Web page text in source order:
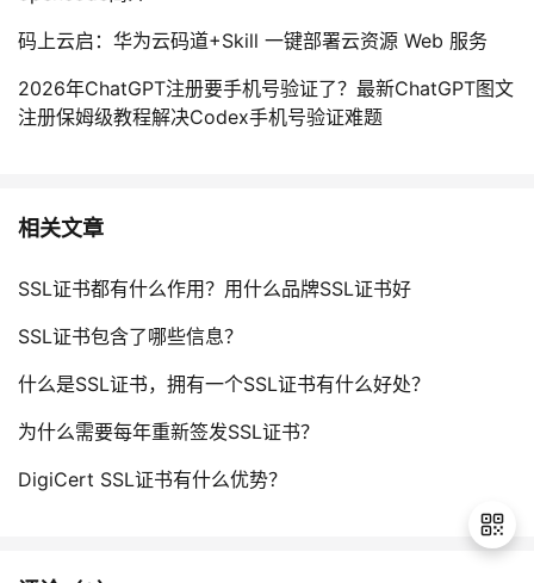
码上云启：华为云码道+Skill 一键部署云资源 Web 服务
2026年ChatGPT注册要手机号验证了？最新ChatGPT图文
注册保姆级教程解决Codex手机号验证难题
相关文章
SSL证书都有什么作用？用什么品牌SSL证书好
SSL证书包含了哪些信息？
什么是SSL证书，拥有一个SSL证书有什么好处？
为什么需要每年重新签发SSL证书？
DigiCert SSL证书有什么优势？